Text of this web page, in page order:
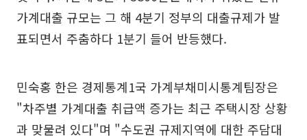
가계대출 규모는 그 해 4분기 정부의 대출규제가 발
표되면서 주춤하다 1분기 들어 반등했다.
민숙홍 한은 경제통계1국 가계부채미시통계팀장은
"차주별 가계대출 취급액 증가는 최근 주택시장 상황
과 맞물려 있다"며 "수도권 규제지역에 대한 주담대